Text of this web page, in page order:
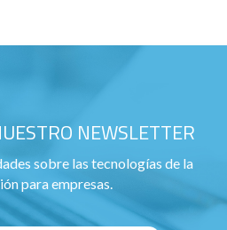
NEWSLETTER
sobre las tecnologías de la
para empresas.